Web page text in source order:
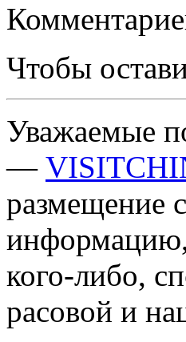
Чтобы
Уважаемые
—
размещение
информацию,
кого-либо,
расовой и